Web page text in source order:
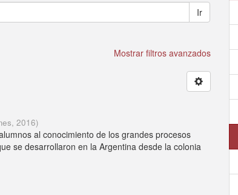
Ir
Mostrar filtros avanzados
,2016)
al conocimiento de los grandes procesos
se desarrollaron en la Argentina desde la colonia